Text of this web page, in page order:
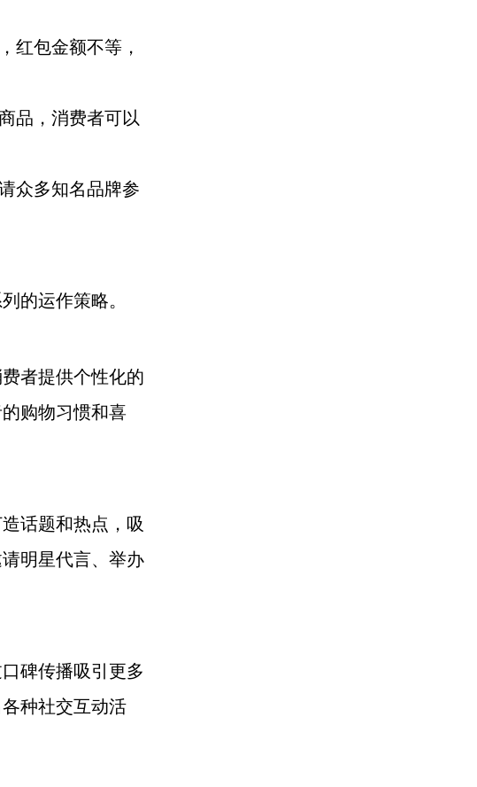
红包金额不等，
品，消费者可以
众多知名品牌参
的运作策略。
者提供个性化的
购物习惯和喜
话题和热点，吸
明星代言、举办
碑传播吸引更多
种社交互动活